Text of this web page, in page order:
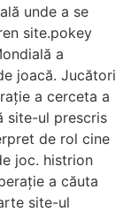
unde a se
site.pokey
a
joacă. Jucători
a cerceta a
site-ul prescris
de rol cine
joc. histrion
a căuta
site-ul